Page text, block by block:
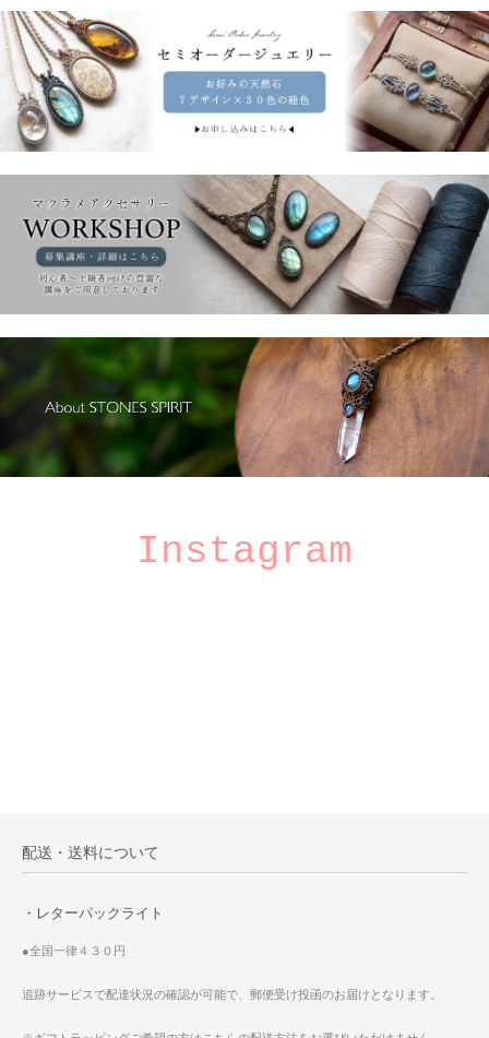
Instagram
配送・送料について
・レターパックライト
●全国一律４３０円
追跡サービスで配達状況の確認が可能で、郵便受け投函のお届けとなります。